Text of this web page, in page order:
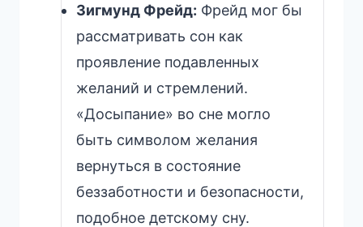
Зигмунд Фрейд: Фрейд мог бы
рассматривать сон как
проявление подавленных
желаний и стремлений.
«Досыпание» во сне могло
быть символом желания
вернуться в состояние
беззаботности и безопасности,
подобное детскому сну.